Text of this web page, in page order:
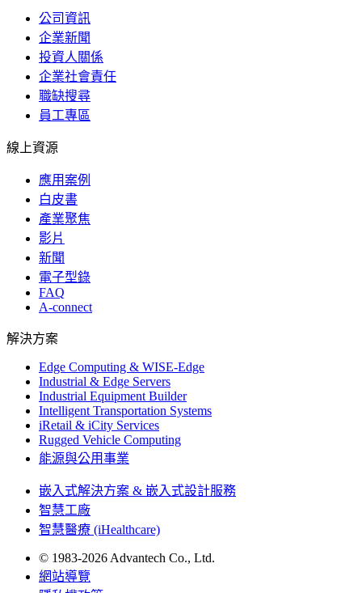
公司資訊
企業新聞
投資人關係
企業社會責任
職缺搜尋
員工專區
線上資源
應用案例
白皮書
產業聚焦
影片
新聞
電子型錄
FAQ
A-connect
解決方案
Edge Computing & WISE-Edge
Industrial & Edge Servers
Industrial Equipment Builder
Intelligent Transportation Systems
iRetail & iCity Services
Rugged Vehicle Computing
能源與公用事業
嵌入式解決方案 & 嵌入式設計服務
智慧工廠
智慧醫療 (iHealthcare)
© 1983-2026 Advantech Co., Ltd.
網站導覽